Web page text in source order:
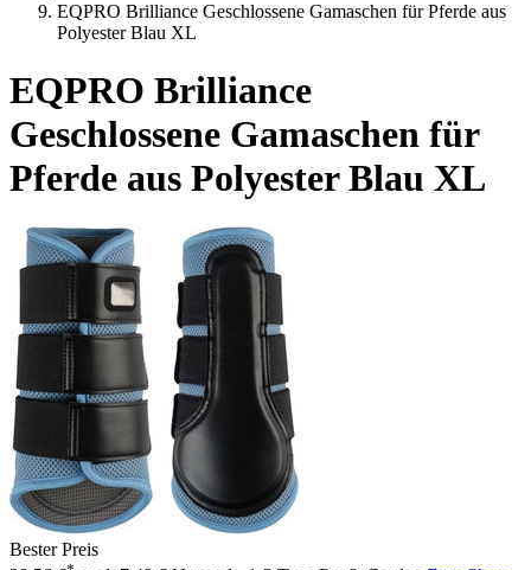
EQPRO Brilliance Geschlossene Gamaschen für Pferde aus
Polyester Blau XL
EQPRO Brilliance
Geschlossene Gamaschen für
Pferde aus Polyester Blau XL
Bester Preis